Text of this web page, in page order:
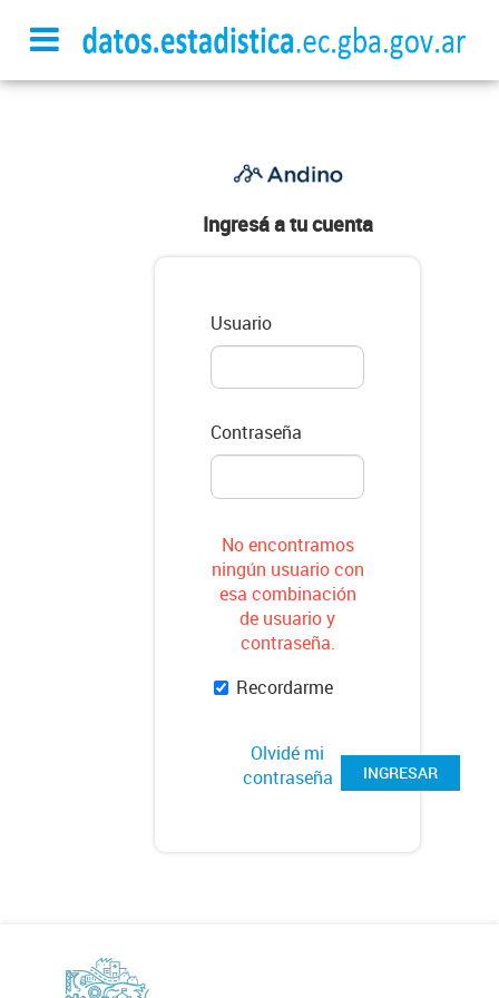
Ingresá a tu cuenta
Usuario
Contraseña
No encontramos
ningún usuario con
esa combinación
de usuario y
contraseña.
Recordarme
Olvidé mi
contraseña
INGRESAR